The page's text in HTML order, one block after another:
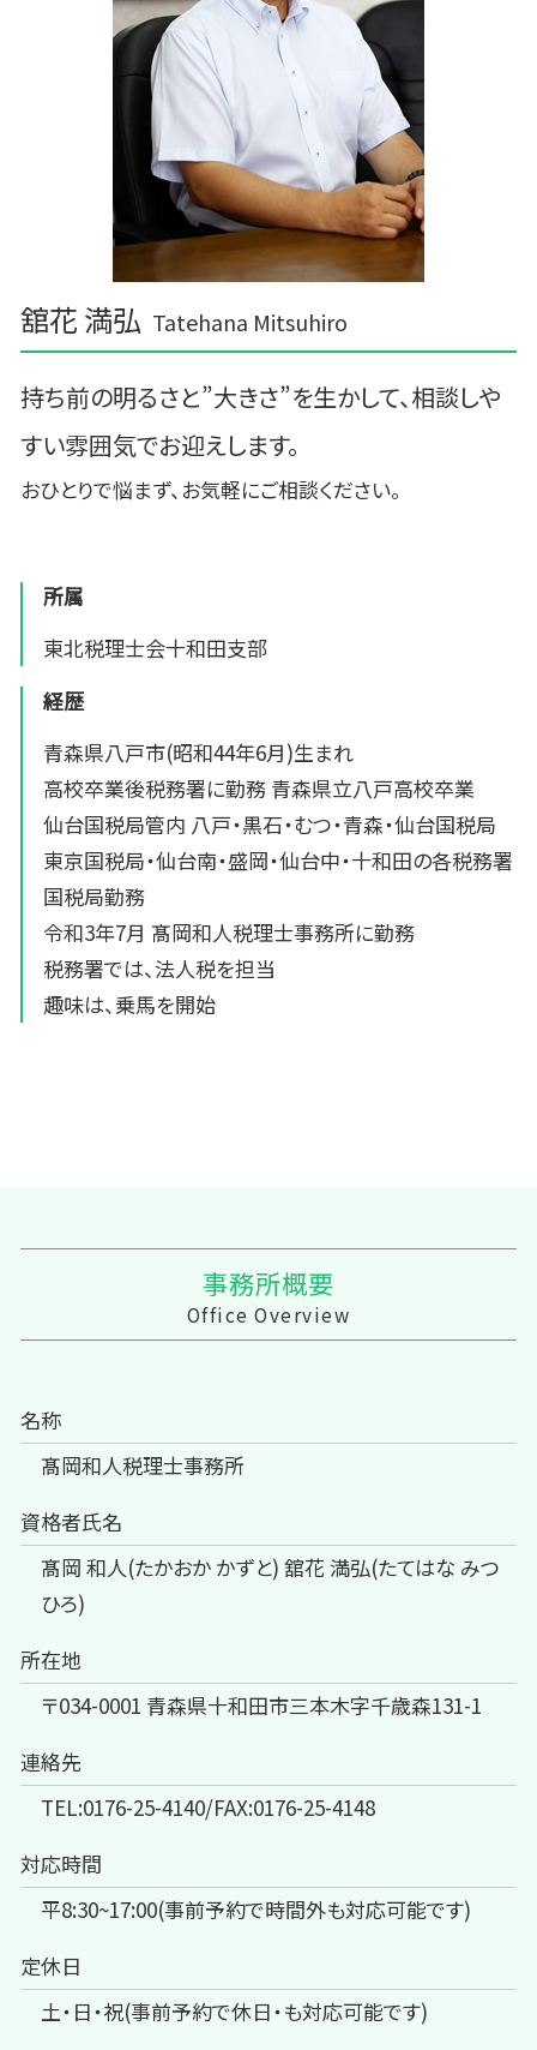
舘花 満弘 Tatehana Mitsuhiro
持ち前の明るさと”大きさ”を生かして、相談しや
すい雰囲気でお迎えします。
おひとりで悩まず、お気軽にご相談ください。
所属
東北税理士会十和田支部
経歴
青森県八戸市(昭和44年6月)生まれ
高校卒業後税務署に勤務 青森県立八戸高校卒業
仙台国税局管内 八戸・黒石・むつ・青森・仙台国税局
東京国税局・仙台南・盛岡・仙台中・十和田の各税務署
国税局勤務
令和3年7月 髙岡和人税理士事務所に勤務
税務署では、法人税を担当
趣味は、乗馬を開始
事務所概要
Office Overview
名称
髙岡和人税理士事務所
資格者氏名
髙岡 和人(たかおか かずと) 舘花 満弘(たてはな みつ
ひろ)
所在地
〒034-0001 青森県十和田市三本木字千歳森131-1
連絡先
TEL:0176-25-4140/FAX:0176-25-4148
対応時間
平8:30~17:00(事前予約で時間外も対応可能です)
定休日
土・日・祝(事前予約で休日・も対応可能です)